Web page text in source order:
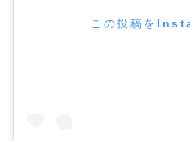
この投稿を